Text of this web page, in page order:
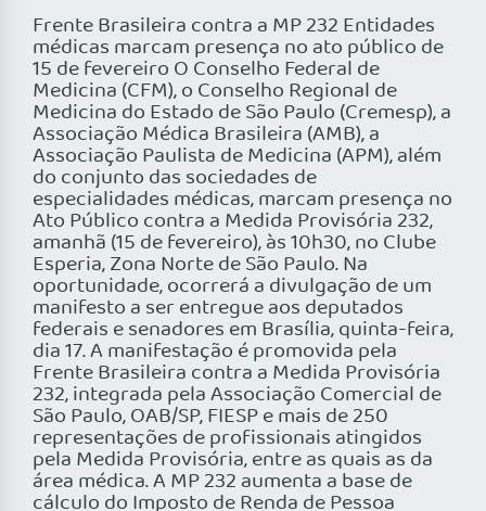
Frente Brasileira contra a MP 232 Entidades
médicas marcam presença no ato público de
15 de fevereiro O Conselho Federal de
Medicina (CFM), o Conselho Regional de
Medicina do Estado de São Paulo (Cremesp), a
Associação Médica Brasileira (AMB), a
Associação Paulista de Medicina (APM), além
do conjunto das sociedades de
especialidades médicas, marcam presença no
Ato Público contra a Medida Provisória 232,
amanhã (15 de fevereiro), às 10h30, no Clube
Esperia, Zona Norte de São Paulo. Na
oportunidade, ocorrerá a divulgação de um
manifesto a ser entregue aos deputados
federais e senadores em Brasília, quinta-feira,
dia 17. A manifestação é promovida pela
Frente Brasileira contra a Medida Provisória
232, integrada pela Associação Comercial de
São Paulo, OAB/SP, FIESP e mais de 250
representações de profissionais atingidos
pela Medida Provisória, entre as quais as da
área médica. A MP 232 aumenta a base de
cálculo do Imposto de Renda de Pessoa